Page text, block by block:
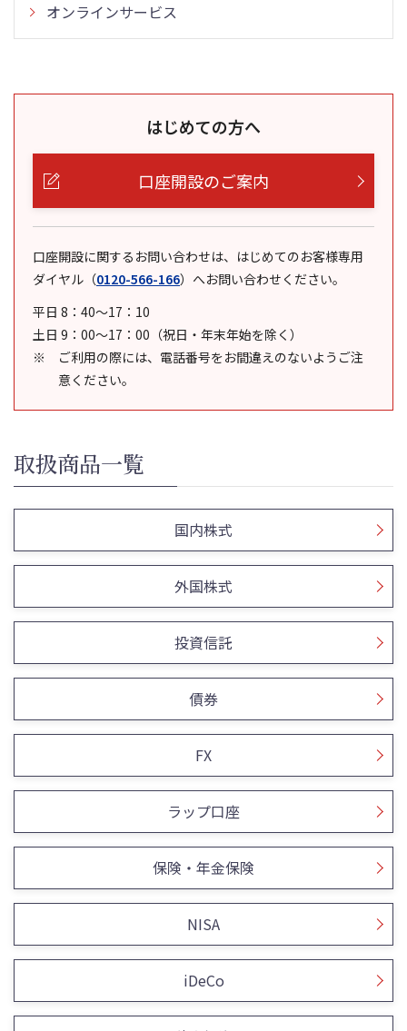
オンラインサービス
はじめての方へ
口座開設のご案内
口座開設に関するお問い合わせは、はじめてのお客様専用
ダイヤル （0120-566-166） へお問い合わせください。
平日 8：40～17：10
土日 9：00～17：00（祝日・年末年始を除く）
ご利用の際には、電話番号をお間違えのないようご注
意ください。
取扱商品一覧
国内株式
外国株式
投資信託
債券
FX
ラップ口座
保険・年金保険
NISA
iDeCo